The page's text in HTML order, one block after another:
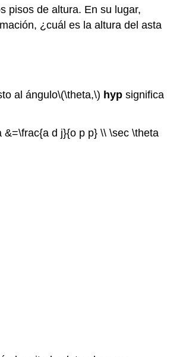
pisos de altura. En su lugar,
¿cuál es la altura del asta
al ángulo\(\theta,\) hyp significa
d j}{o p p} \\ \sec \theta